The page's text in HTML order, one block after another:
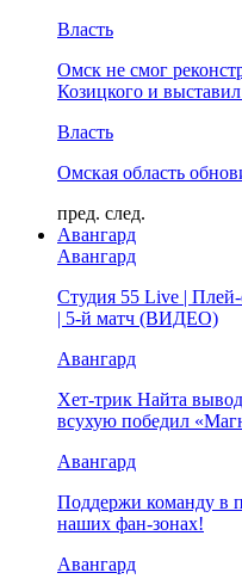
Власть
Омск не смог
Козицкого и
Власть
Омская область
пред. след.
Авангард
Авангард
Студия 55 Live |
| 5-й матч (ВИДЕО)
Авангард
Хет-трик Найта
всухую победил
Авангард
Поддержи команду в
наших фан-зонах!
Авангард